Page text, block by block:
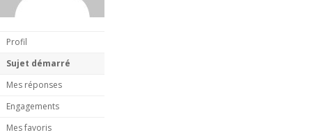
Profil
Sujet démarré
Mes réponses
Engagements
Mes favoris